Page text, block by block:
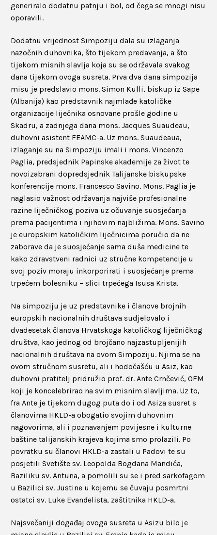
generiralo dodatnu patnju i bol, od čega se mnogi nisu
oporavili.
Dodatnu vrijednost Simpoziju dala su izlaganja
nazočnih duhovnika, što tijekom predavanja, a što
tijekom misnih slavlja koja su se održavala svakog
dana tijekom ovoga susreta. Prva dva dana simpozija
misu je predslavio mons. Simon Kulli, biskup iz Sape
(Albanija) kao predstavnik najmlađe katoličke
organizacije liječnika osnovane prošle godine u
Skadru, a zadnjega dana mons. Jacques Suaudeau,
duhovni asistent FEAMC-a. Uz mons. Suaudeaua,
izlaganje su na Simpoziju imali i mons. Vincenzo
Paglia, predsjednik Papinske akademije za život te
novoizabrani dopredsjednik Talijanske biskupske
konferencije mons. Francesco Savino. Mons. Paglia je
naglasio važnost održavanja najviše profesionalne
razine liječničkog poziva uz očuvanje suosjećanja
prema pacijentima i njihovim najbližima. Mons. Savino
je europskim katoličkim liječnicima poručio da ne
zaborave da je suosjećanje sama duša medicine te
kako zdravstveni radnici uz stručne kompetencije u
svoj poziv moraju inkorporirati i suosjećanje prema
trpećem bolesniku – slici trpećega Isusa Krista.
Na simpoziju je uz predstavnike i članove brojnih
europskih nacionalnih društava sudjelovalo i
dvadesetak članova Hrvatskoga katoličkog liječničkog
društva, kao jednog od brojčano najzastupljenijih
nacionalnih društava na ovom Simpoziju. Njima se na
ovom stručnom susretu, ali i hodočašću u Asiz, kao
duhovni pratitelj pridružio prof. dr. Ante Crnčević, OFM
koji je koncelebrirao na svim misnim slavljima. Uz to,
fra Ante je tijekom dugog puta do i od Asiza susret s
članovima HKLD-a obogatio svojim duhovnim
nagovorima, ali i poznavanjem povijesne i kulturne
baštine talijanskih krajeva kojima smo prolazili. Po
povratku su članovi HKLD-a zastali u Padovi te su
posjetili Svetište sv. Leopolda Bogdana Mandića,
Baziliku sv. Antuna, a pomolili su se i pred sarkofagom
u Bazilici sv. Justine u kojemu se čuvaju posmrtni
ostatci sv. Luke Evanđelista, zaštitnika HKLD-a.
Najsvečaniji događaj ovoga susreta u Asizu bilo je